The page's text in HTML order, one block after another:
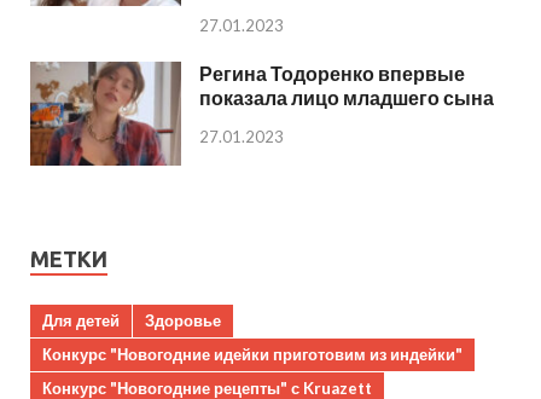
27.01.2023
Регина Тодоренко впервые
показала лицо младшего сына
27.01.2023
МЕТКИ
Для детей
Здоровье
Конкурс "Новогодние идейки приготовим из индейки"
Конкурс "Новогодние рецепты" с Kruazett